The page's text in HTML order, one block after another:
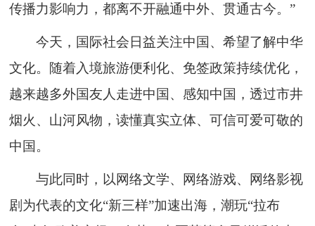
传播力影响力，都离不开融通中外、贯通古今。”
今天，国际社会日益关注中国、希望了解中华
文化。随着入境旅游便利化、免签政策持续优化，
越来越多外国友人走进中国、感知中国，透过市井
烟火、山河风物，读懂真实立体、可信可爱可敬的
中国。
与此同时，以网络文学、网络游戏、网络影视
剧为代表的文化“新三样”加速出海，潮玩“拉布